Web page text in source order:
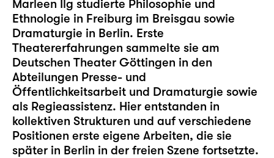
Marleen Ilg studierte Philosophie und
Ethnologie in Freiburg im Breisgau sowie
Dramaturgie in Berlin. Erste
Theatererfahrungen sammelte sie am
Deutschen Theater Göttingen in den
Abteilungen Presse- und
Öffentlichkeitsarbeit und Dramaturgie sowie
als Regieassistenz. Hier entstanden in
kollektiven Strukturen und auf verschiedene
Positionen erste eigene Arbeiten, die sie
später in Berlin in der freien Szene fortsetzte.